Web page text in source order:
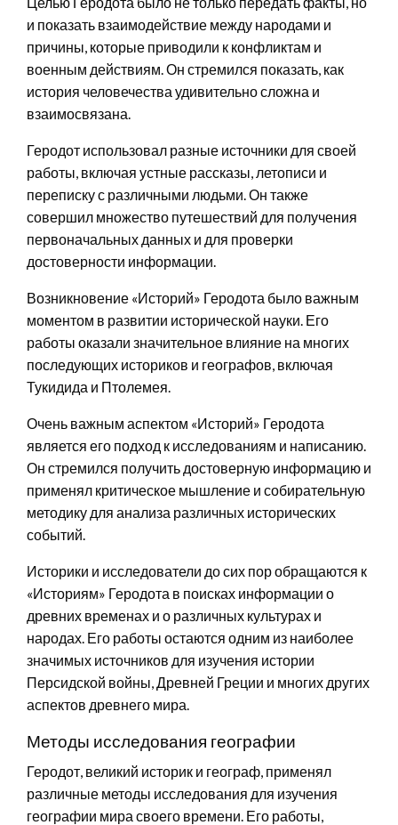
и показать взаимодействие между народами и
причины, которые приводили к конфликтам и
военным действиям. Он стремился показать, как
история человечества удивительно сложна и
взаимосвязана.
Геродот использовал разные источники для своей
работы, включая устные рассказы, летописи и
переписку с различными людьми. Он также
совершил множество путешествий для получения
первоначальных данных и для проверки
достоверности информации.
Возникновение «Историй» Геродота было важным
моментом в развитии исторической науки. Его
работы оказали значительное влияние на многих
последующих историков и географов, включая
Тукидида и Птолемея.
Очень важным аспектом «Историй» Геродота
является его подход к исследованиям и написанию.
Он стремился получить достоверную информацию и
применял критическое мышление и собирательную
методику для анализа различных исторических
событий.
Историки и исследователи до сих пор обращаются к
«Историям» Геродота в поисках информации о
древних временах и о различных культурах и
народах. Его работы остаются одним из наиболее
значимых источников для изучения истории
Персидской войны, Древней Греции и многих других
аспектов древнего мира.
Методы исследования географии
Геродот, великий историк и географ, применял
различные методы исследования для изучения
географии мира своего времени. Его работы,